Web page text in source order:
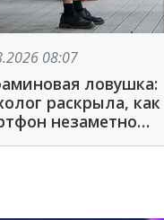
08:07
ловушка:
раскрыла, как
незаметно
жизнь